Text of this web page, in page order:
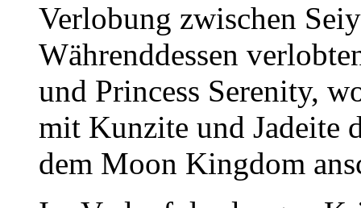
Verlobung zwischen
Währenddessen
und Princess Serenity,
mit Kunzite und Jadeite
dem Moon Kingdom